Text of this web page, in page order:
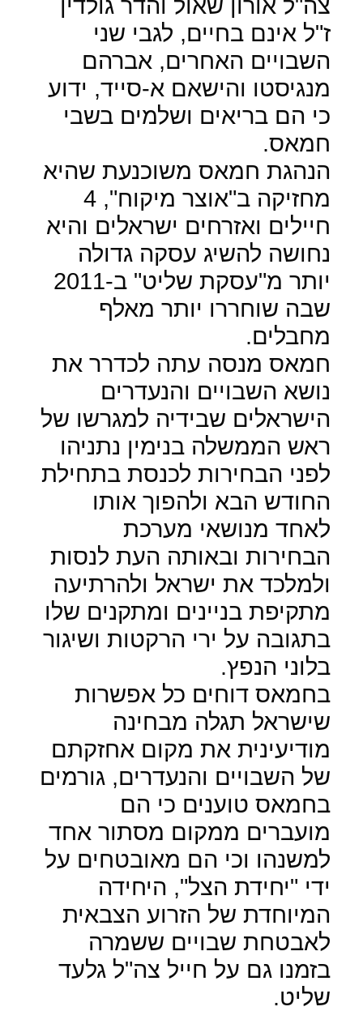
ז"ל אינם בחיים, לגבי שני
השבויים האחרים, אברהם
מנגיסטו והישאם א-סייד, ידוע
כי הם בריאים ושלמים בשבי
חמאס.
הנהגת חמאס משוכנעת שהיא
מחזיקה ב"אוצר מיקוח", 4
חיילים ואזרחים ישראלים והיא
נחושה להשיג עסקה גדולה
יותר מ"עסקת שליט" ב-2011
שבה שוחררו יותר מאלף
מחבלים.
חמאס מנסה עתה לכדרר את
נושא השבויים והנעדרים
הישראלים שבידיה למגרשו של
ראש הממשלה בנימין נתניהו
לפני הבחירות לכנסת בתחילת
החודש הבא ולהפוך אותו
לאחד מנושאי מערכת
הבחירות ובאותה העת לנסות
ולמלכד את ישראל ולהרתיעה
מתקיפת בניינים ומתקנים שלו
בתגובה על ירי הרקטות ושיגור
בלוני הנפץ.
בחמאס דוחים כל אפשרות
שישראל תגלה מבחינה
מודיעינית את מקום אחזקתם
של השבויים והנעדרים, גורמים
בחמאס טוענים כי הם
מועברים ממקום מסתור אחד
למשנהו וכי הם מאובטחים על
ידי "יחידת הצל", היחידה
המיוחדת של הזרוע הצבאית
לאבטחת שבויים ששמרה
בזמנו גם על חייל צה"ל גלעד
שליט.